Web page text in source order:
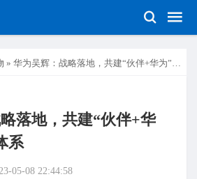
» 华为吴辉：战略落地，共建“伙伴+华为”开放合作体系
落地，共建“伙伴+华
系
05-08 22:44:58